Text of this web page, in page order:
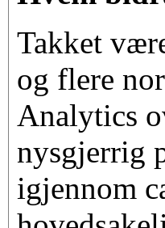
Takket
og flere
Analytics
nysgjerrig
igjennom